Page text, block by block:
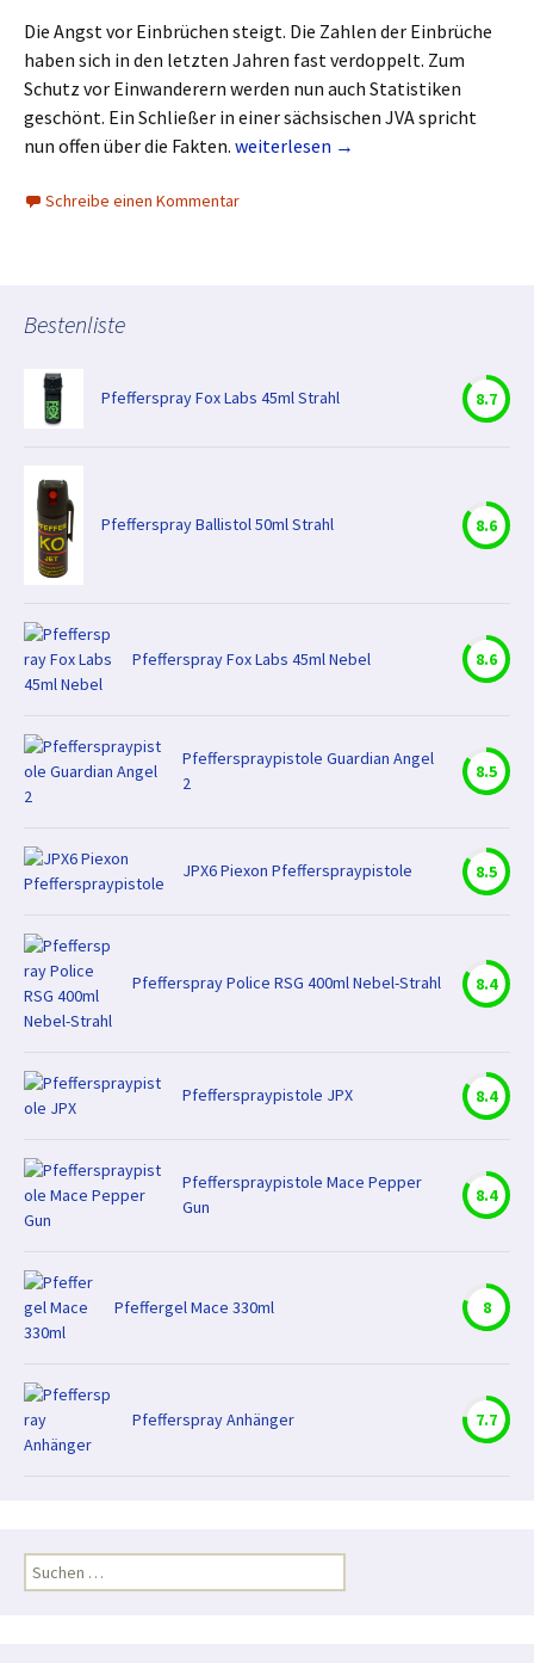
Die Angst vor Einbrüchen steigt. Die Zahlen der Einbrüche
haben sich in den letzten Jahren fast verdoppelt. Zum
Schutz vor Einwanderern werden nun auch Statistiken
geschönt. Ein Schließer in einer sächsischen JVA spricht
nun offen über die Fakten. Angst vor Einbrüchen steigt
weiterlesen →
Schreibe einen Kommentar
Bestenliste
Pfefferspray Fox Labs 45ml Strahl 8.7
Pfefferspray Ballistol 50ml Strahl 8.6
Pfefferspray Fox Labs 45ml Nebel 8.6
Pfefferspraypistole Guardian Angel
2
8.5
JPX6 Piexon Pfefferspraypistole 8.5
Pfefferspray Police RSG 400ml Nebel-Strahl 8.4
Pfefferspraypistole JPX 8.4
Pfefferspraypistole Mace Pepper
Gun
8.4
Pfeffergel Mace 330ml 8
Pfefferspray Anhänger 7.7
Suchen
nach: